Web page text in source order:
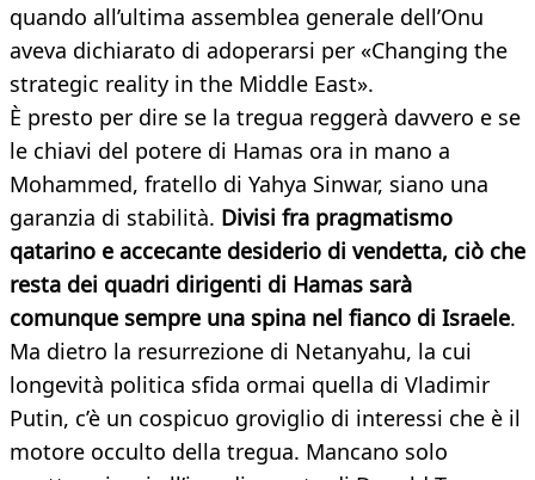
quando all’ultima assemblea generale dell’Onu
aveva dichiarato di adoperarsi per «Changing the
strategic reality in the Middle East».
È presto per dire se la tregua reggerà davvero e se
le chiavi del potere di Hamas ora in mano a
Mohammed, fratello di Yahya Sinwar, siano una
garanzia di stabilità. Divisi fra pragmatismo
qatarino e accecante desiderio di vendetta, ciò che
resta dei quadri dirigenti di Hamas sarà
comunque sempre una spina nel fianco di Israele.
Ma dietro la resurrezione di Netanyahu, la cui
longevità politica sfida ormai quella di Vladimir
Putin, c’è un cospicuo groviglio di interessi che è il
motore occulto della tregua. Mancano solo